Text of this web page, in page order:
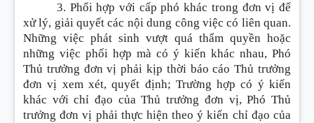
3. Phối hợp với cấp phó khác trong đơn vị để
xử lý, giải quyết các nội dung công việc có liên quan.
Những việc phát sinh vượt quá thẩm quyền hoặc
những việc phối hợp mà có ý kiến khác nhau, Phó
Thủ trưởng đơn vị phải kịp thời báo cáo Thủ trưởng
đơn vị xem xét, quyết định; Trường hợp có ý kiến
khác với chỉ đạo của Thủ trưởng đơn vị, Phó Thủ
trưởng đơn vị phải thực hiện theo ý kiến chỉ đạo của